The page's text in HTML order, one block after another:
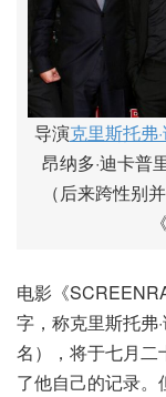
导演克里斯托弗
昂纳多·迪卡普
（后来跨性别
电影《
字，称克里斯托弗
名），将于七月二
了他自己的记录